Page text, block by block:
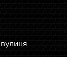
вулиця